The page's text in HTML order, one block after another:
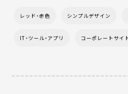
レッド・赤色 シンプルデザイン
IT・ツール・アプリ コーポレートサイ